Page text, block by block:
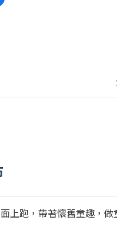
上跑，帶著懷舊童趣，